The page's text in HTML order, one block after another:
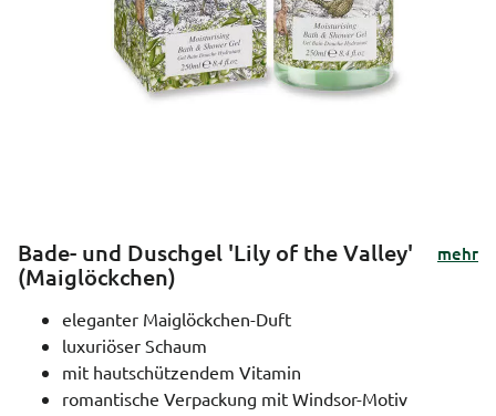
Bade- und Duschgel 'Lily of the Valley'
(Maiglöckchen)
mehr
eleganter Maiglöckchen-Duft
luxuriöser Schaum
mit hautschützendem Vitamin
romantische Verpackung mit Windsor-Motiv